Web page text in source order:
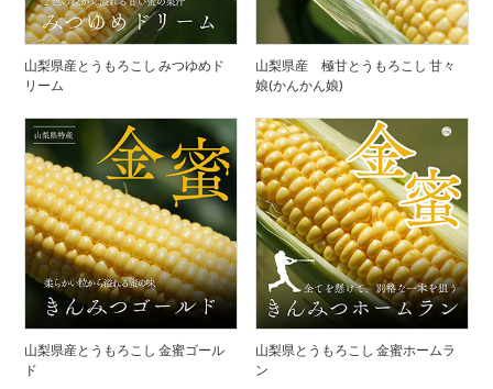
山梨県産とうもろこし みつゆめド
リーム
山梨県産 極甘とうもろこし 甘々
娘(かんかん娘)
山梨県産とうもろこし 金蜜ゴール
ド
山梨県とうもろこし 金蜜ホームラ
ン